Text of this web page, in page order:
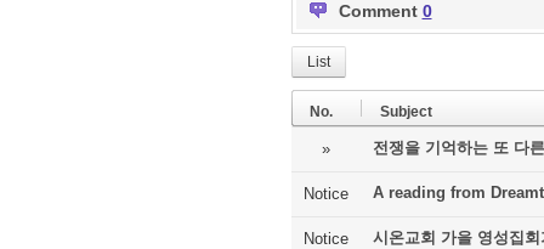
Comment 0
List
No. Subject
» 전쟁을 기억하는 또 다
Notice A reading from
Notice 시온교회 가을 영성집